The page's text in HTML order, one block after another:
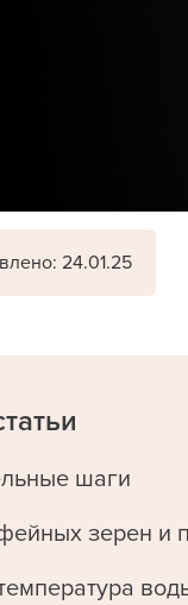
24.01.25
шаги
зерен и